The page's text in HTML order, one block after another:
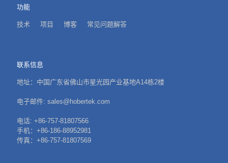
功能
技术 项目 博客 常见问题解答
联系信息
地址：中国广东省佛山市星光园产业基地A14栋2楼
电子邮件: sales@hobertek.com
电话: +86-757-81807566
手机：+86-186-88952981
传真：+86-757-81807569